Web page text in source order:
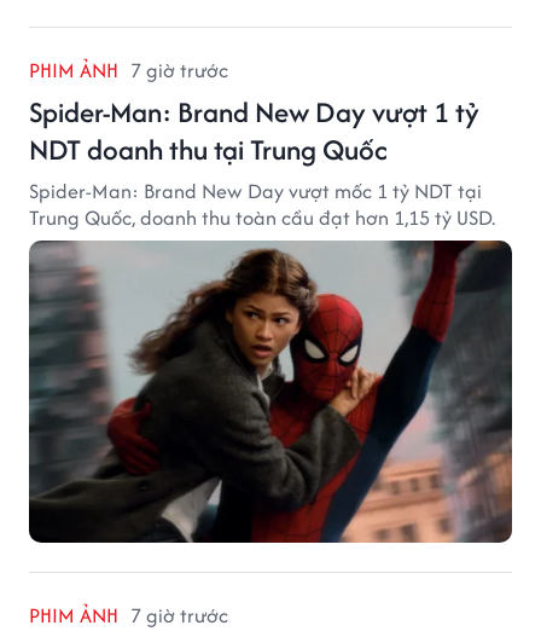
PHIM ẢNH 7 giờ trước
Spider-Man: Brand New Day vượt 1 tỷ
NDT doanh thu tại Trung Quốc
Spider-Man: Brand New Day vượt mốc 1 tỷ NDT tại
Trung Quốc, doanh thu toàn cầu đạt hơn 1,15 tỷ USD.
PHIM ẢNH 7 giờ trước